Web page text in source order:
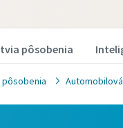
pôsobenia